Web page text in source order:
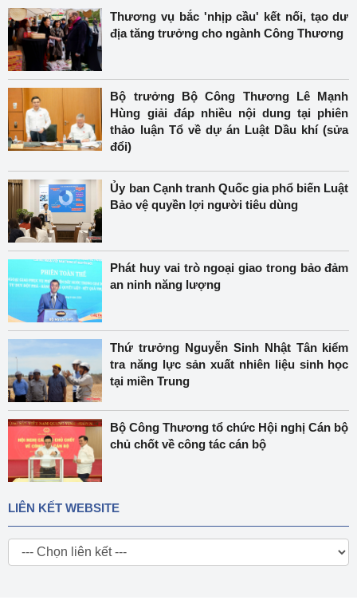
Thương vụ bắc 'nhịp cầu' kết nối, tạo dư
địa tăng trưởng cho ngành Công Thương
Bộ trưởng Bộ Công Thương Lê Mạnh
Hùng giải đáp nhiều nội dung tại phiên
thảo luận Tổ về dự án Luật Dầu khí (sửa
đổi)
Ủy ban Cạnh tranh Quốc gia phổ biến Luật
Bảo vệ quyền lợi người tiêu dùng
Phát huy vai trò ngoại giao trong bảo đảm
an ninh năng lượng
Thứ trưởng Nguyễn Sinh Nhật Tân kiểm
tra năng lực sản xuất nhiên liệu sinh học
tại miền Trung
Bộ Công Thương tổ chức Hội nghị Cán bộ
chủ chốt về công tác cán bộ
LIÊN KẾT WEBSITE